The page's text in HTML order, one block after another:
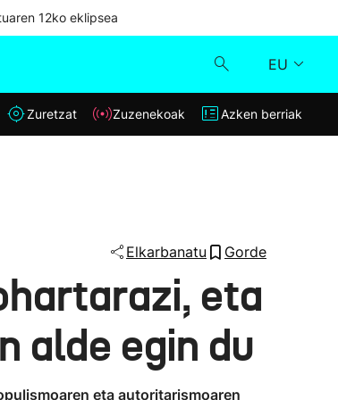
12ko eklipsea
EU
Klisk
Azken berriak
Zuretzat Zuzenekoak Azken berriak
Elkarbanatu Gorde
eta
alde egin du
eta autoritarismoaren